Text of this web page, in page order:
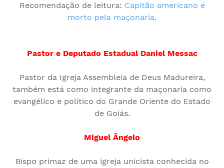
Recomendação de leitura: Capitão americano é
morto pela maçonaria.
Pastor e Deputado Estadual Daniel Messac
Pastor da Igreja Assembleia de Deus Madureira,
também está como integrante da maçonaria como
evangélico e político do Grande Oriente do Estado
de Goiás.
Miguel Ângelo
Bispo primaz de uma igreja unicista conhecida no